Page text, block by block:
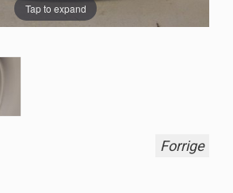
Tap to expand
Forrige